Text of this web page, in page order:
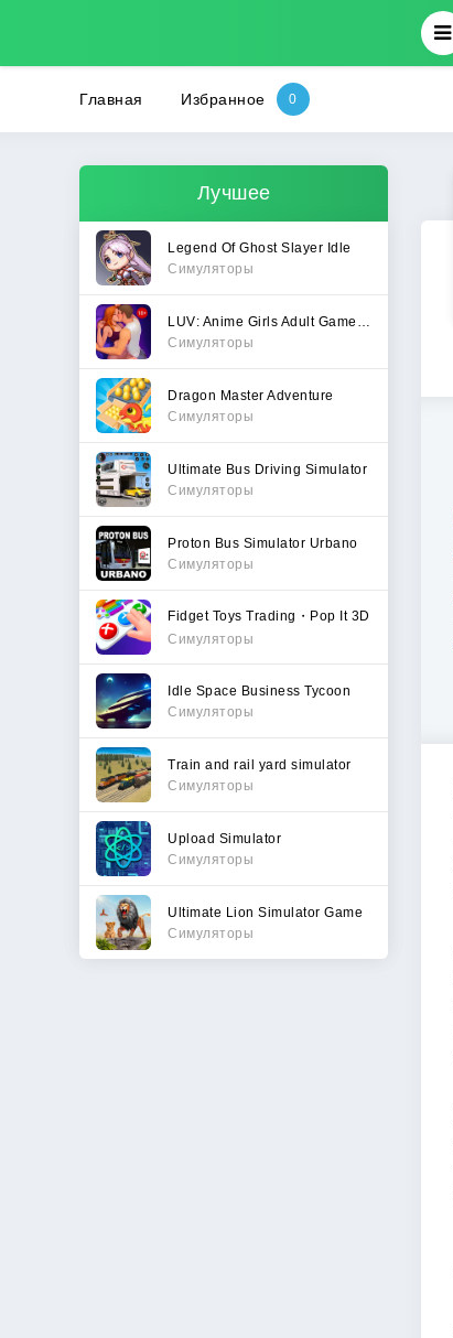
Главная Избранное
Лучшее
Legend Of Ghost Slayer Idle
Симуляторы
Симуляторы
Dragon Master Adventure
Симуляторы
Ultimate Bus Driving Simulator
Симуляторы
Proton Bus Simulator Urbano
Симуляторы
Fidget Toys Trading・Pop It 3D
Симуляторы
Idle Space Business Tycoon
Симуляторы
Train and rail yard simulator
Симуляторы
Upload Simulator
Симуляторы
Ultimate Lion Simulator Game
Симуляторы